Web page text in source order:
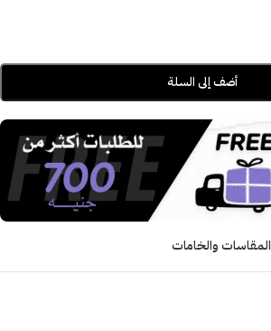
أضف إلى السلة
المقاسات والخامات